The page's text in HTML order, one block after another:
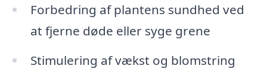
Forbedring af plantens sundhed ved
at fjerne døde eller syge grene
Stimulering af vækst og blomstring